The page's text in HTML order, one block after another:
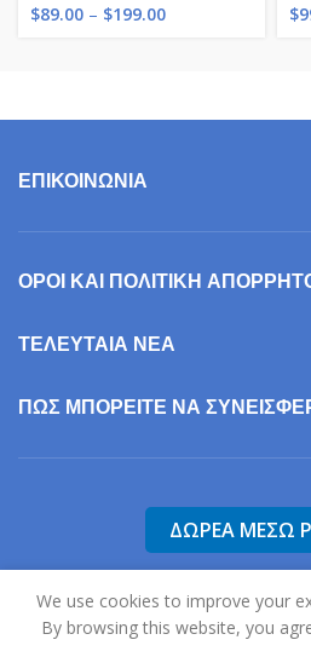
$89.00 – $199.00Price
$
ΕΠΙΚΟΙΝΩΝΊΑ
ΌΡΟΙ ΚΑΙ ΠΟΛΙΤΙΚΉ
ΤΕΛΕΥΤΑΊΑ ΝΈΑ
ΠΩΣ ΜΠΟΡΕΊΤΕ ΝΑ
We use cookies to improve your
By browsing this website, you